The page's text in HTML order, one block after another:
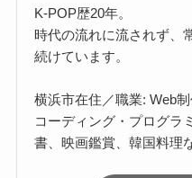
K-POP歴20年。
時代の流れに流されず、
続けています。
横浜市在住／職業: Web
コーディング・プログラ
書、映画鑑賞、韓国料理